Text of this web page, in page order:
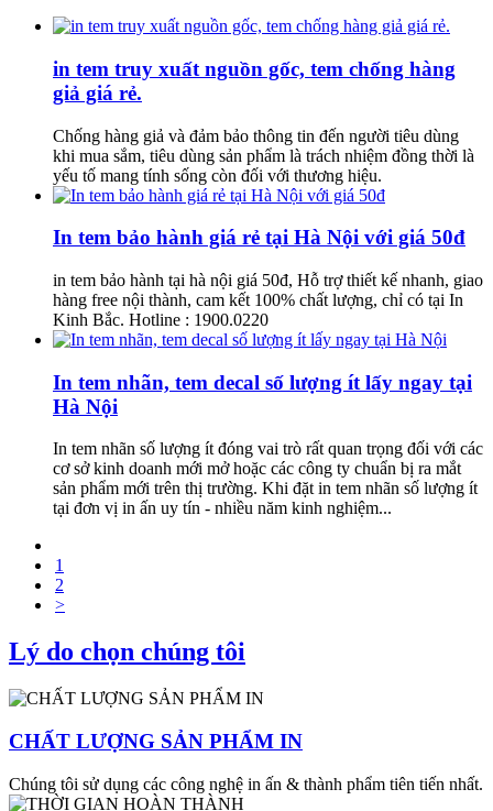
in tem truy xuất nguồn gốc, tem chống hàng
giả giá rẻ.
Chống hàng giả và đảm bảo thông tin đến người tiêu dùng
khi mua sắm, tiêu dùng sản phẩm là trách nhiệm đồng thời là
yếu tố mang tính sống còn đối với thương hiệu.
In tem bảo hành giá rẻ tại Hà Nội với giá 50đ
in tem bảo hành tại hà nội giá 50đ, Hỗ trợ thiết kế nhanh, giao
hàng free nội thành, cam kết 100% chất lượng, chỉ có tại In
Kinh Bắc. Hotline : 1900.0220
In tem nhãn, tem decal số lượng ít lấy ngay tại
Hà Nội
In tem nhãn số lượng ít đóng vai trò rất quan trọng đối với các
cơ sở kinh doanh mới mở hoặc các công ty chuẩn bị ra mắt
sản phẩm mới trên thị trường. Khi đặt in tem nhãn số lượng ít
tại đơn vị in ấn uy tín - nhiều năm kinh nghiệm...
1
2
>
Lý do chọn chúng tôi
CHẤT LƯỢNG SẢN PHẨM IN
Chúng tôi sử dụng các công nghệ in ấn & thành phẩm tiên tiến nhất.